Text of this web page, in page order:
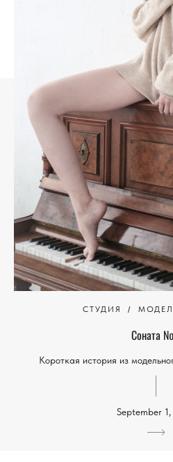
СТУДИЯ
Соната
Короткая история из
September